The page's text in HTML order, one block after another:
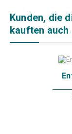
Kunden, die
kauften auch